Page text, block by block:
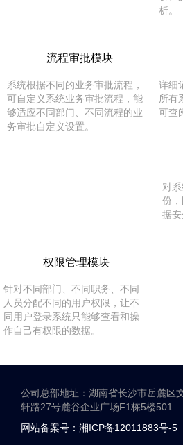
析。
流程审批模块
系统根据不同的业务审批流程，
可自定义系统业务审批流程，能
够适应不同部门、不同流程的业
务审批自定义设置。
详细
所有
可查
对
份
据安
权限管理模块
针对不同部门、不同职务、不同
人员分配不同的用户权限，让不
同用户登录系统只能够查看和操
作自己有权限的数据。
公司总部地址：湖南省长沙市岳麓区
轩路27号麓谷企业广场F1栋5楼501
网站备案号：湘ICP备12011883号-5